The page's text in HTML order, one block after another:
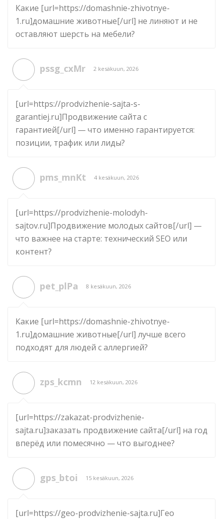
Какие [url=https://domashnie-zhivotnye-
1.ru]домашние животные[/url] не линяют и не
оставляют шерсть на мебели?
pssg_cxMr 2 kesäkuun, 2026
[url=https://prodvizhenie-sajta-s-
garantiej.ru]Продвижение сайта с
гарантией[/url] — что именно гарантируется:
позиции, трафик или лиды?
pms_mnKt 4 kesäkuun, 2026
[url=https://prodvizhenie-molodyh-
sajtov.ru]Продвижение молодых сайтов[/url] —
что важнее на старте: технический SEO или
контент?
pet_plPa 8 kesäkuun, 2026
Какие [url=https://domashnie-zhivotnye-
1.ru]домашние животные[/url] лучше всего
подходят для людей с аллергией?
zps_kcmn 12 kesäkuun, 2026
[url=https://zakazat-prodvizhenie-
sajta.ru]заказать продвижение сайта[/url] на год
вперёд или помесячно — что выгоднее?
gps_btoi 15 kesäkuun, 2026
[url=https://geo-prodvizhenie-sajta.ru]Гео